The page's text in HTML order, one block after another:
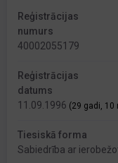
Reģistrācijas
numurs
40002055179
Reģistrācijas
datums
11.09.1996 (29 gadi, 10
Tiesiskā forma
Sabiedrība ar